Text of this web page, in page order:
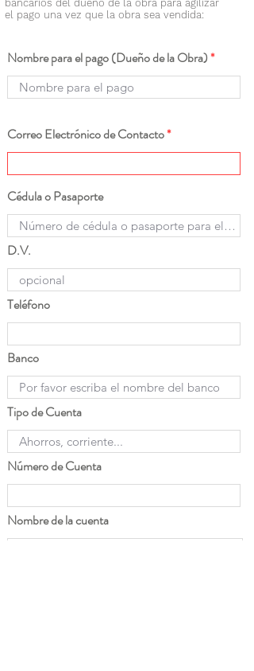
bancarios del dueño de la obra para agilizar
el pago una vez que la obra sea vendida:
Nombre para el pago (Dueño de la Obra)
Correo Electrónico de Contacto
Cédula o Pasaporte
D.V.
Teléfono
Banco
Tipo de Cuenta
Número de Cuenta
Nombre de la cuenta